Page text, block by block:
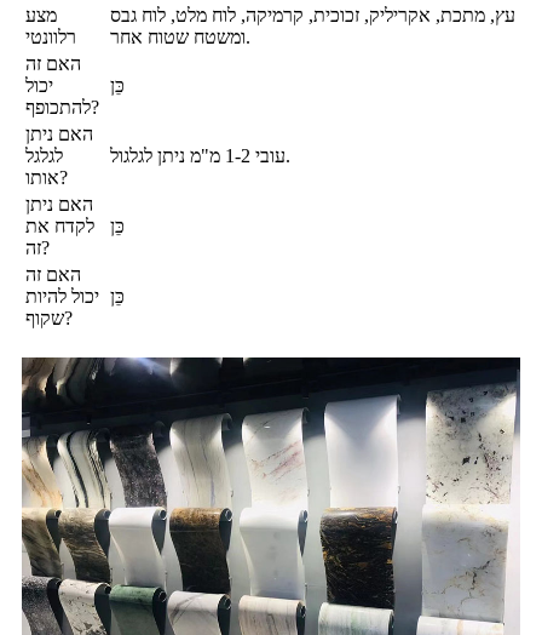
מצע
רלוונטי
עץ, מתכת, אקריליק, זכוכית, קרמיקה, לוח מלט, לוח גבס
ומשטח שטוח אחר.
האם זה
יכול
להתכופף?
כֵּן
האם ניתן
לגלגל
אותו?
עובי 1-2 מ"מ ניתן לגלגול.
האם ניתן
לקדח את
זה?
כֵּן
האם זה
יכול להיות
שקוף?
כֵּן